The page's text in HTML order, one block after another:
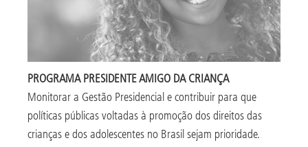
PROGRAMA PRESIDENTE AMIGO DA CRIANÇA
Monitorar a Gestão Presidencial e contribuir para que
políticas públicas voltadas à promoção dos direitos das
crianças e dos adolescentes no Brasil sejam prioridade.